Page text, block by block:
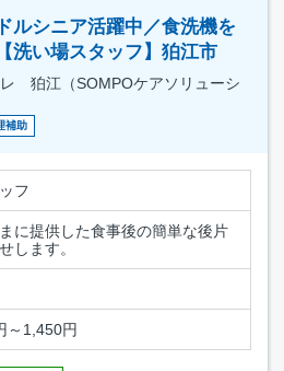
ルシニア活躍中／食洗機を
洗い場スタッフ】狛江市
狛江（SOMPOケアソリューシ
補助
フ
に提供した食事後の簡単な後片
します。
～1,450円